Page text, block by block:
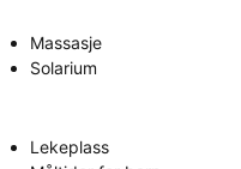
Massasje
Solarium
Lekeplass